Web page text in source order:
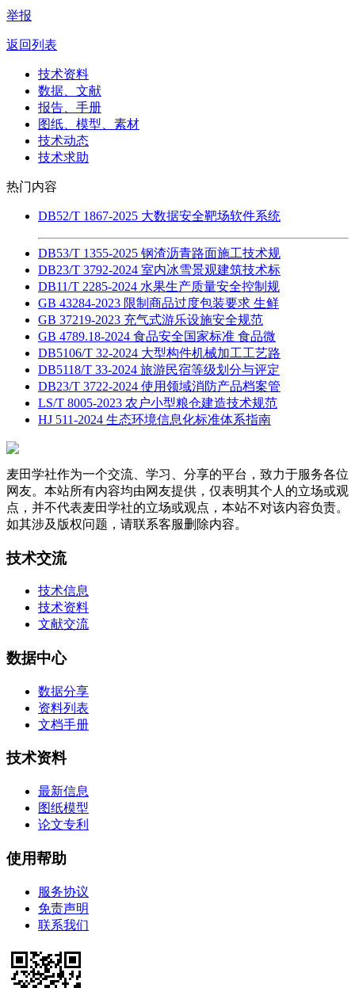
举报
返回列表
技术资料
数据、文献
报告、手册
图纸、模型、素材
技术动态
技术求助
热门内容
DB52/T 1867-2025 大数据安全靶场软件系统
DB53/T 1355-2025 钢渣沥青路面施工技术规
DB23/T 3792-2024 室内冰雪景观建筑技术标
DB11/T 2285-2024 水果生产质量安全控制规
GB 43284-2023 限制商品过度包装要求 生鲜
GB 37219-2023 充气式游乐设施安全规范
GB 4789.18-2024 食品安全国家标准 食品微
DB5106/T 32-2024 大型构件机械加工工艺路
DB5118/T 33-2024 旅游民宿等级划分与评定
DB23/T 3722-2024 使用领域消防产品档案管
LS/T 8005-2023 农户小型粮仓建造技术规范
HJ 511-2024 生态环境信息化标准体系指南
麦田学社作为一个交流、学习、分享的平台，致力于服务各位
网友。本站所有内容均由网友提供，仅表明其个人的立场或观
点，并不代表麦田学社的立场或观点，本站不对该内容负责。
如其涉及版权问题，请联系客服删除内容。
技术交流
技术信息
技术资料
文献交流
数据中心
数据分享
资料列表
文档手册
技术资料
最新信息
图纸模型
论文专利
使用帮助
服务协议
免责声明
联系我们